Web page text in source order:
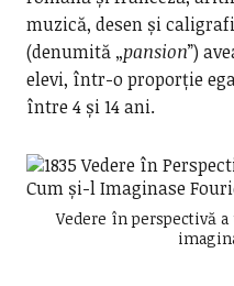
muzică, desen și
(denumită „pansion”)
elevi, într-o proporție
între 4 și 14 ani.
Vedere în perspectivă